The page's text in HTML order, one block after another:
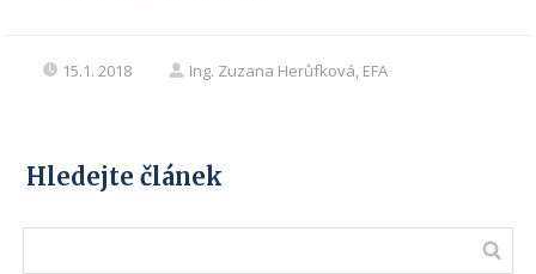
15.1. 2018 Ing. Zuzana Herůfková, EFA
Hledejte článek